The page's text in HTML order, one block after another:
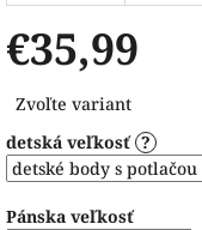
€35,99
cena:
Zvoľte variant
detská veľkosť ?
Pánska veľkosť